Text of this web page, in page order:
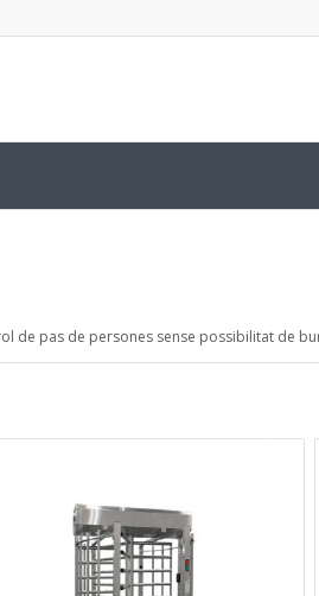
de pas de persones sense possibilitat de